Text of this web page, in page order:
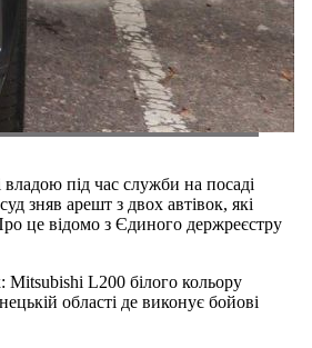
під час служби на посаді
зняв арешт з двох автівок, які
це відомо з Єдиного держреєстру
Mitsubishi L200 білого кольору
області де виконує бойові